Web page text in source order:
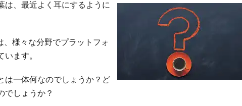
は、最近よく耳にするように
、様々な分野でプラットフォ
ます。
は一体何なのでしょうか？ど
でしょうか？